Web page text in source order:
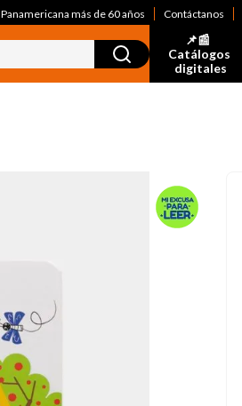
Panamericana más de 60 años Contáctanos
📌📰
Catálogos
digitales